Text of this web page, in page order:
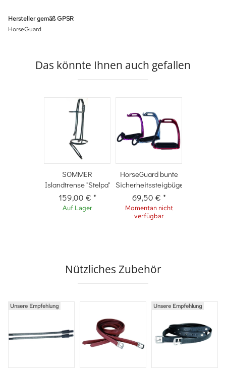
Hersteller gemäß GPSR
HorseGuard
Das könnte Ihnen auch gefallen
SOMMER
Islandtrense "Stelpa"
159,00 € *
Auf Lager
HorseGuard bunte
Sicherheitssteigbügel
69,50 € *
Momentan nicht
verfügbar
Nützliches Zubehör
Unsere Empfehlung Unsere Empfehlung